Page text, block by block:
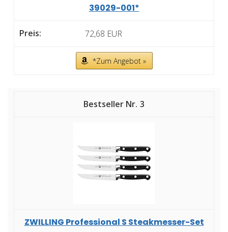
39029-001*
72,68 EUR
*Zum Angebot »
3
ZWILLING Professional S Steakmesser-Set